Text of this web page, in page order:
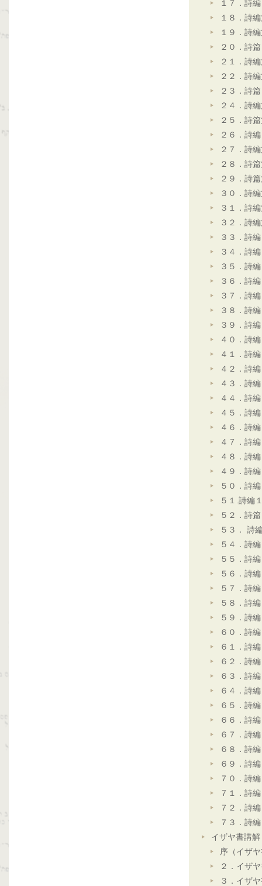
１７．詩
１８．詩
１９．詩
２０．詩
２１．詩
２２．詩
２３．詩
２４．詩
２５．詩
２６．詩
２７．詩
２８．詩
２９．詩
３０．詩
３１．詩
３２．詩
３３．詩
３４．詩
３５．詩
３６．詩
３７．詩
３８．詩
３９．詩
４０．詩
４１．詩
４２．詩
４３．詩
４４．詩
４５．詩
４６．詩
４７．詩
４８．詩
４９．詩
５０．詩
５１.詩編
５２．詩
５３． 詩
５４．詩
５５．詩
５６．詩
５７．詩
５８．詩
５９．詩
６０．詩
６１．詩
６２．詩
６３．詩
６４．詩
６５．詩
６６．詩
６７．詩
６８．詩
６９．詩
７０．詩
７１．詩
７２．詩
７３．詩
イザヤ書講解
序（イザ
２．イザ
３．イザ